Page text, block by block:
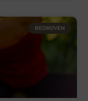
BEDRIJVEN